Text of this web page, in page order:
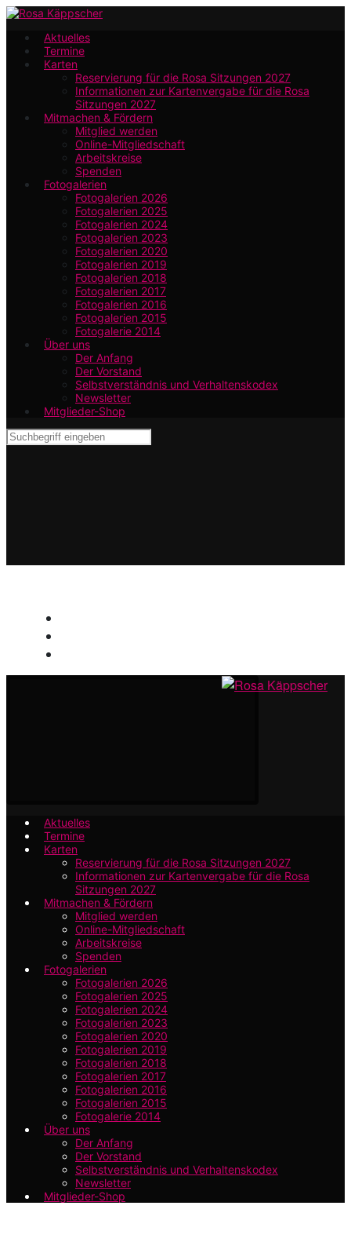
Zum
Hauptinhalt
springen
Aktuelles
Termine
Karten
Reservierung für die Rosa Sitzungen 2027
Informationen zur Kartenvergabe für die Rosa
Sitzungen 2027
Mitmachen & Fördern
Mitglied werden
Online-Mitgliedschaft
Arbeitskreise
Spenden
Fotogalerien
Fotogalerien 2026
Fotogalerien 2025
Fotogalerien 2024
Fotogalerien 2023
Fotogalerien 2020
Fotogalerien 2019
Fotogalerien 2018
Fotogalerien 2017
Fotogalerien 2016
Fotogalerien 2015
Fotogalerie 2014
Über uns
Der Anfang
Der Vorstand
Selbstverständnis und Verhaltenskodex
Newsletter
Mitglieder-Shop
Aktuelles
Termine
Karten
Reservierung für die Rosa Sitzungen 2027
Informationen zur Kartenvergabe für die Rosa
Sitzungen 2027
Mitmachen & Fördern
Mitglied werden
Online-Mitgliedschaft
Arbeitskreise
Spenden
Fotogalerien
Fotogalerien 2026
Fotogalerien 2025
Fotogalerien 2024
Fotogalerien 2023
Fotogalerien 2020
Fotogalerien 2019
Fotogalerien 2018
Fotogalerien 2017
Fotogalerien 2016
Fotogalerien 2015
Fotogalerie 2014
Über uns
Der Anfang
Der Vorstand
Selbstverständnis und Verhaltenskodex
Newsletter
Mitglieder-Shop